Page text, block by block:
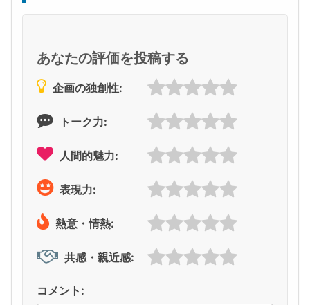
あなたの評価を投稿する
企画の独創性:
トーク力:
人間的魅力:
表現力:
熱意・情熱:
共感・親近感:
コメント: